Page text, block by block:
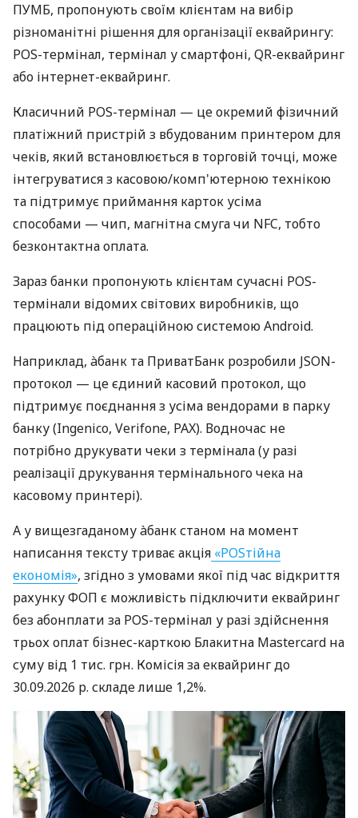
ПУМБ, пропонують своїм клієнтам на вибір
різноманітні рішення для організації еквайрингу:
POS-термінал, термінал у смартфоні, QR-еквайринг
або інтернет-еквайринг.
Класичний POS-термінал — це окремий фізичний
платіжний пристрій з вбудованим принтером для
чеків, який встановлюється в торговій точці, може
інтегруватися з касовою/комп'ютерною технікою
та підтримує приймання карток усіма
способами — чип, магнітна смуга чи NFC, тобто
безконтактна оплата.
Зараз банки пропонують клієнтам сучасні POS-
термінали відомих світових виробників, що
працюють під операційною системою Android.
Наприклад, àбанк та ПриватБанк розробили JSON-
протокол — це єдиний касовий протокол, що
підтримує поєднання з усіма вендорами в парку
банку (Ingenico, Verifone, PAX). Водночас не
потрібно друкувати чеки з термінала (у разі
реалізації друкування термінального чека на
касовому принтері).
А у вищезгаданому àбанк станом на момент
написання тексту триває акція «POSтійна
економія», згідно з умовами якої під час відкриття
рахунку ФОП є можливість підключити еквайринг
без абонплати за POS-термінал у разі здійснення
трьох оплат бізнес-карткою Блакитна Mastercard на
суму від 1 тис. грн. Комісія за еквайринг до
30.09.2026 р. складе лише 1,2%.